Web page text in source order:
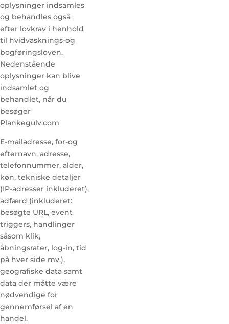
oplysninger indsamles
og behandles også
efter lovkrav i henhold
til hvidvasknings-og
bogføringsloven.
Nedenstående
oplysninger kan blive
indsamlet og
behandlet, når du
besøger
Plankegulv.com
E-mailadresse, for-og
efternavn, adresse,
telefonnummer, alder,
køn, tekniske detaljer
(IP-adresser inkluderet),
adfærd (inkluderet:
besøgte URL, event
triggers, handlinger
såsom klik,
åbningsrater, log-in, tid
på hver side mv.),
geografiske data samt
data der måtte være
nødvendige for
gennemførsel af en
handel.